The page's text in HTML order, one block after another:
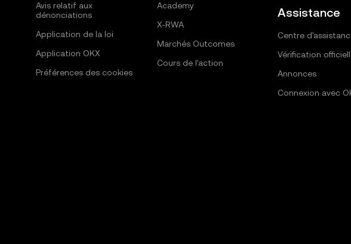
Avis relatif aux
dénonciations
Application de la loi
Application OKX
Préférences des cookies
Academy
X-RWA
Marchés Outcomes
Cours de l'action
Assistance
Centre
Vérification
Annonces
Connexion avec